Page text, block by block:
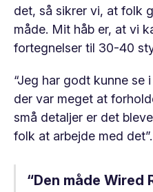
det, så sikrer vi, at folk
måde. Mit håb er, at vi
fortegnelser til 30-40
“Jeg har godt kunne se
der var meget at
små detaljer er det
folk at arbejde med det”.
“Den måde Wired